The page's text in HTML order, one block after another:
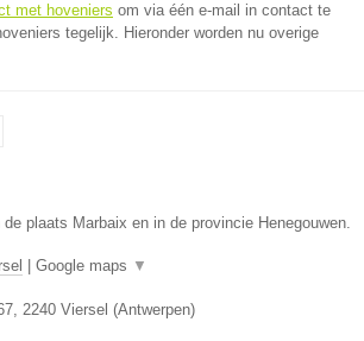
met hoveniers om via één e-mail in contact te
tegelijk. Hieronder worden nu overige
plaats Marbaix en in de provincie Henegouwen.
Google maps ▼
, 2240 Viersel (Antwerpen)